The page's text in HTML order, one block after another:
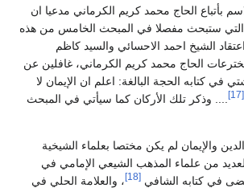
بأتباع الحاج محمد كريم الكرماني مدعيا ان
ـ التي ستبحث مفصلا في المبحث الخامس من هذه
الشيخ احمد الاحسائي والسيد كاظم
الحاج محمد كريم الكرماني، غافلين عن
في كتابه الحجة البالغة: اعلم ان الإيمان لا
[17]
.... وذكر تلك الأركان كما سيأتي في المبحث
والإيمان لم يكن مختصا بعلماء الشيخية
من علماء المذهب الشيعي الإمامي في
في كتابه الشافي [18]
، والعلامة الحلي في